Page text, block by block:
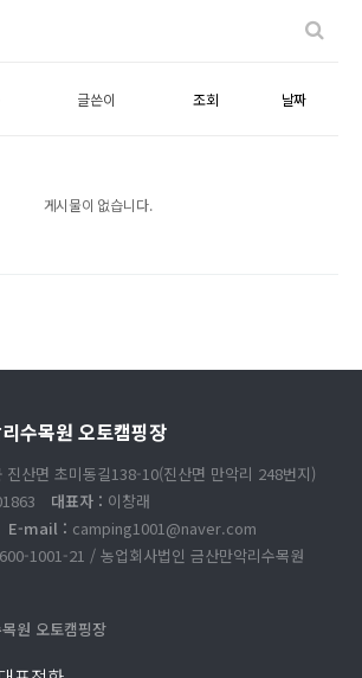
글쓴이 조회 날짜
게시물이 없습니다.
수목원 오토캠핑장
진산면 초미동길138-10(진산면 만악리 248번지)
대표자 : 이창래
E-mail : camping1001@naver.com
1001-21 / 농업회사법인 금산만악리수목원
원 오토캠핑장